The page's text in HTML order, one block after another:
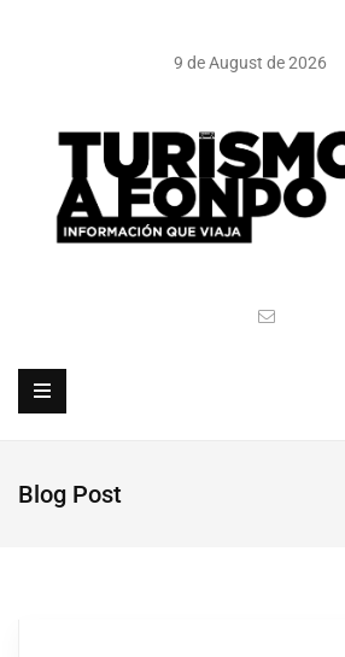
9 de August de 2026
Blog Post